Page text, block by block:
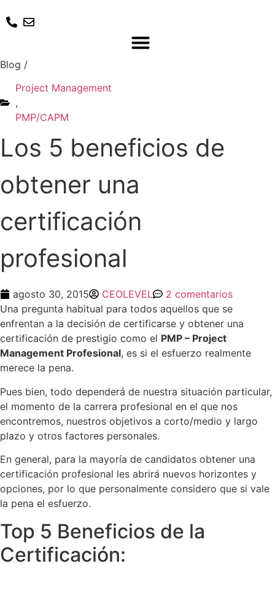
al
Blog /
Project Management
,
PMP/CAPM
Los 5 beneficios de
obtener una
certificación
profesional
agosto 30, 2015 CEOLEVEL
2 comentarios
Una pregunta habitual para todos aquellos que se
enfrentan a la decisión de certificarse y obtener una
certificación de prestigio como el PMP – Project
Management Profesional, es si el esfuerzo realmente
merece la pena.
Pues bien, todo dependerá de nuestra situación particular,
el momento de la carrera profesional en el que nos
encontremos, nuestros objetivos a corto/medio y largo
plazo y otros factores personales.
En general, para la mayoría de candidatos obtener una
certificación profesional les abrirá nuevos horizontes y
opciones, por lo que personalmente considero que si vale
la pena el esfuerzo.
Top 5 Beneficios de la
Certificación: